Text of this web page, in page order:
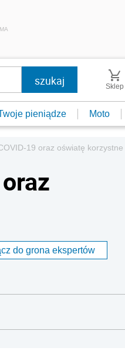
Sklep
pieniądze Moto
19 oraz oświatę
do grona ekspertów